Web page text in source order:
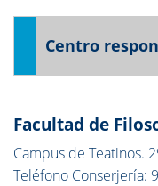
Centro
Facultad de
Campus de Teatinos.
Teléfono Conserjería: